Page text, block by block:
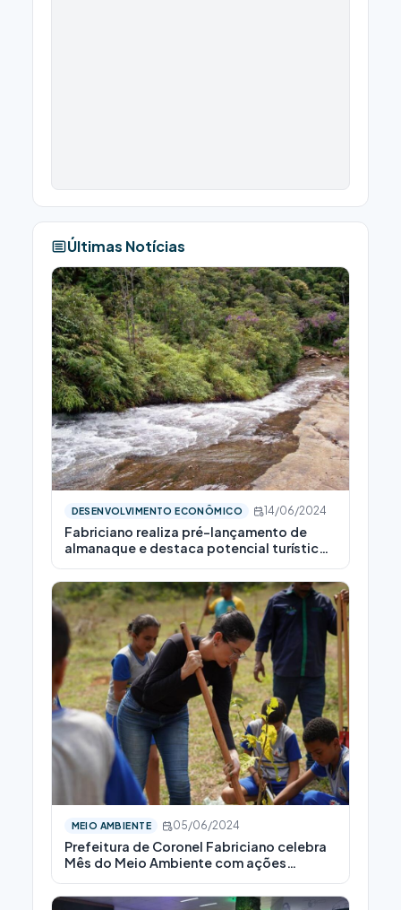
Últimas Notícias
DESENVOLVIMENTO ECONÔMICO 14/06/2024
Fabriciano realiza pré-lançamento de
almanaque e destaca potencial turístico
MEIO AMBIENTE 05/06/2024
Prefeitura de Coronel Fabriciano celebra
Mês do Meio Ambiente com ações